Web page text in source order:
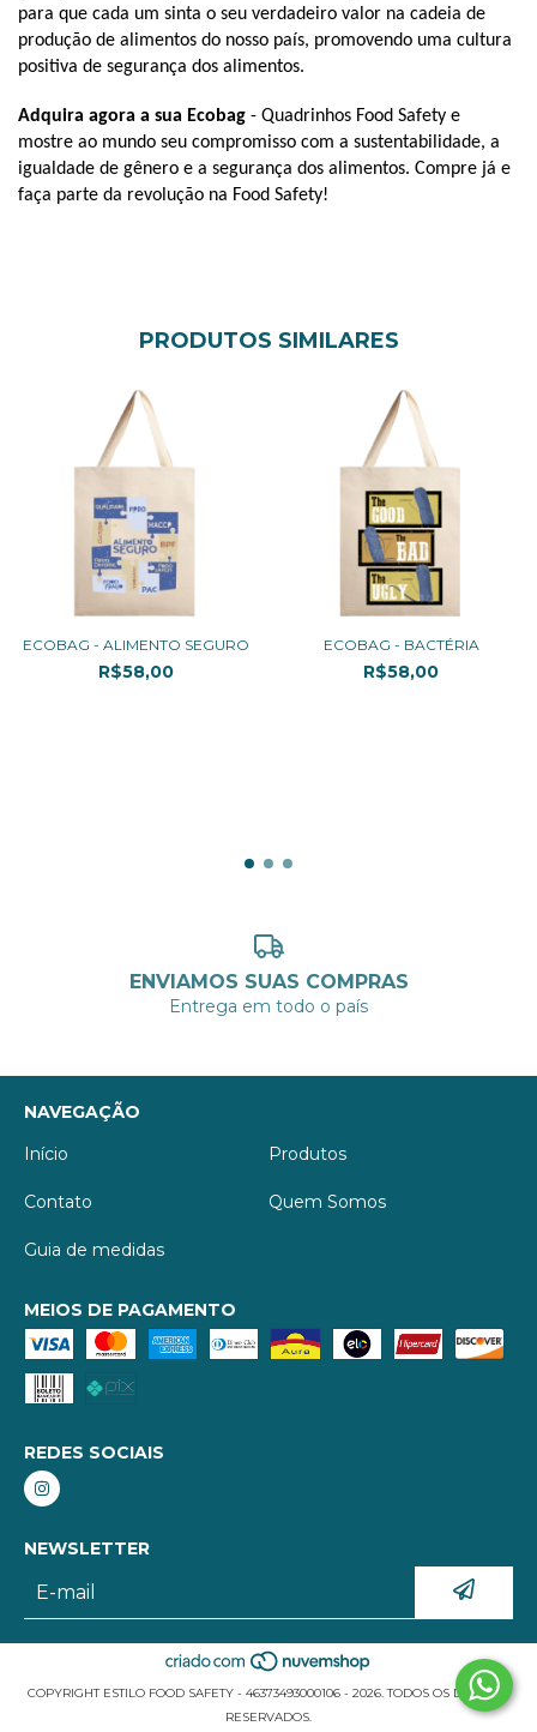
para que cada um sinta o seu verdadeiro valor na cadeia de
produção de alimentos do nosso país, promovendo uma cultura
positiva de segurança dos alimentos.
Adquira agora a sua Ecobag - Quadrinhos Food Safety e
mostre ao mundo seu compromisso com a sustentabilidade, a
igualdade de gênero e a segurança dos alimentos. Compre já e
faça parte da revolução na Food Safety!
PRODUTOS SIMILARES
ECOBAG - ALIMENTO SEGURO
R$58,00
ECOBAG - BACTÉRIA
R$58,00
ENVIAMOS SUAS COMPRAS
Entrega em todo o país
NAVEGAÇÃO
Início
Produtos
Contato Quem Somos
Guia de medidas
MEIOS DE PAGAMENTO
REDES SOCIAIS
NEWSLETTER
COPYRIGHT ESTILO FOOD SAFETY - 46373493000106 - 2026. TODOS OS DIREITOS
RESERVADOS.